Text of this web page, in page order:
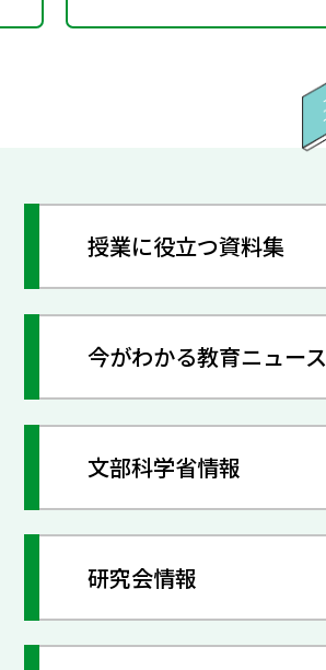
授業に役立つ資料集
今がわかる教育ニュース
文部科学省情報
研究会情報